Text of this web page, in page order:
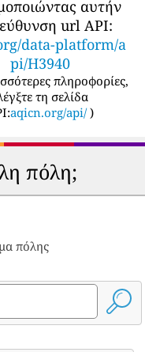
αυτήν
url API:
data-platform/a
pi/H3940
πληροφορίες,
τη σελίδα
aqicn.org/api/ )
πόλη;
πόλης